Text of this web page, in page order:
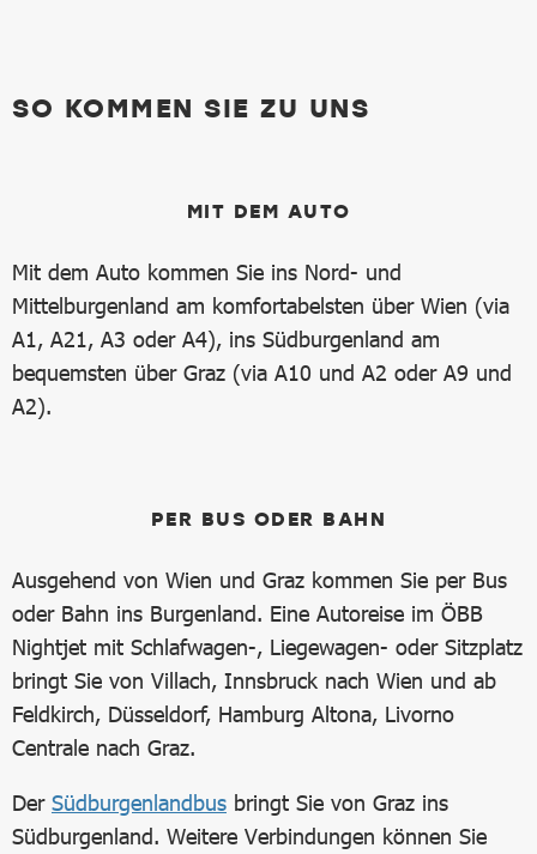
SO KOMMEN SIE ZU UNS
MIT DEM AUTO
Mit dem Auto kommen Sie ins Nord- und
Mittelburgenland am komfortabelsten über Wien (via
A1, A21, A3 oder A4), ins Südburgenland am
bequemsten über Graz (via A10 und A2 oder A9 und
A2).
PER BUS ODER BAHN
Ausgehend von Wien und Graz kommen Sie per Bus
oder Bahn ins Burgenland. Eine Autoreise im ÖBB
Nightjet mit Schlafwagen-, Liegewagen- oder Sitzplatz
bringt Sie von Villach, Innsbruck nach Wien und ab
Feldkirch, Düsseldorf, Hamburg Altona, Livorno
Centrale nach Graz.
Der Südburgenlandbus bringt Sie von Graz ins
Südburgenland. Weitere Verbindungen können Sie